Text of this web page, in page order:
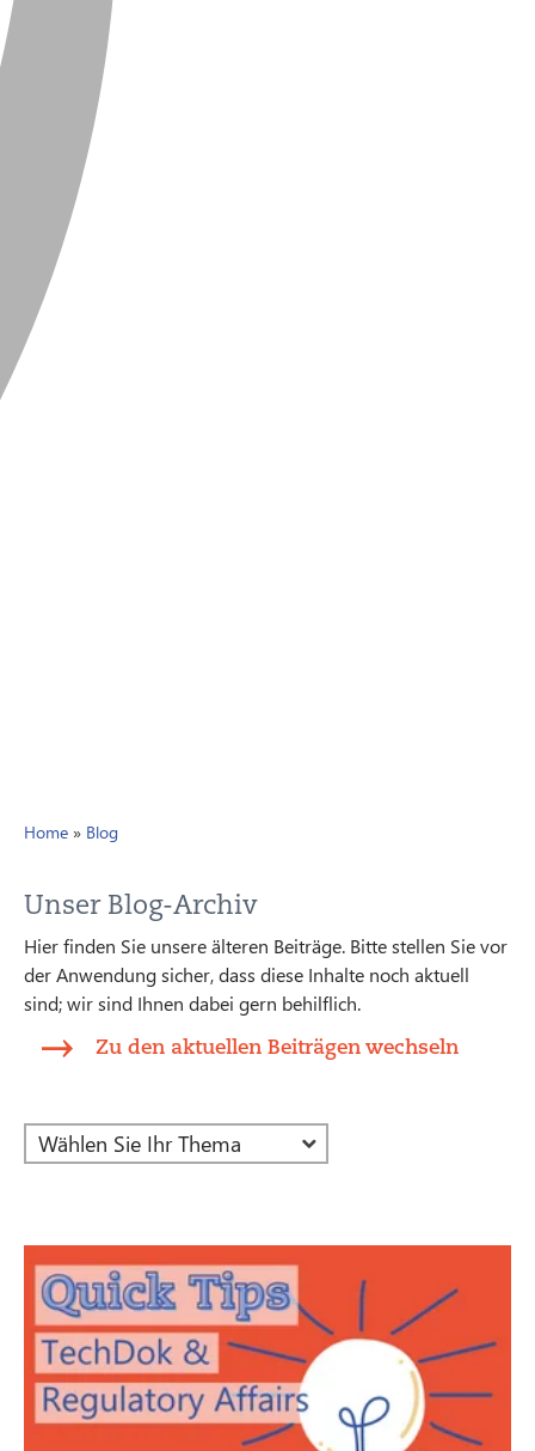
Home » Blog
Unser Blog-Archiv
Hier finden Sie unsere älteren Beiträge. Bitte stellen Sie vor
der Anwendung sicher, dass diese Inhalte noch aktuell
sind; wir sind Ihnen dabei gern behilflich.
Zu den aktuellen Beiträgen wechseln